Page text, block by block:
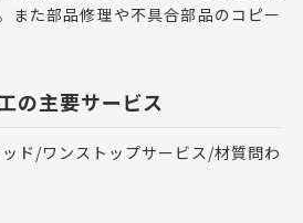
また部品修理や不具合部品のコピー
の主要サービス
ド/ワンストップサービス/材質問わ